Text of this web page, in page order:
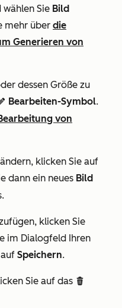
wählen Sie Bild
mehr über die
Generieren von
dessen Größe zu
Bearbeiten-Symbol.
von
klicken Sie auf
dann ein neues Bild
klicken Sie
im Dialogfeld Ihren
Speichern.
Sie auf das delete